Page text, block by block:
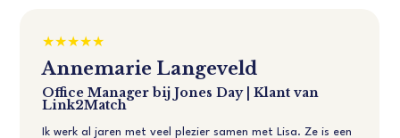
Annemarie Langeveld
Office Manager bij Jones Day | Klant van
Link2Match
Ik werk al jaren met veel plezier samen met Lisa. Ze is een